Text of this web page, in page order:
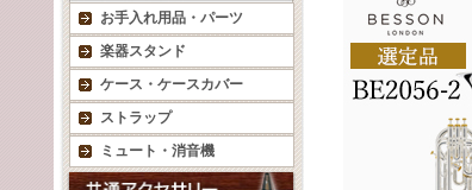
お手入れ用品・パーツ
楽器スタンド
ケース・ケースカバー
ストラップ
ミュート・消音機